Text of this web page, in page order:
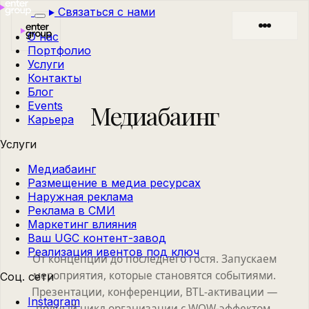
Медиабаинг
От концепции до последнего гостя. Запускаем
мероприятия, которые становятся событиями.
Презентации, конференции, BTL-активации —
Связаться с нами
О нас
Портфолио
Услуги
Контакты
Блог
Events
Карьера
Услуги
Медиабаинг
Размещение в медиа ресурсах
Наружная реклама
Реклама в СМИ
Маркетинг влияния
Ваш UGC контент-завод
Реализация ивентов под ключ
Соц. сети
Instagram